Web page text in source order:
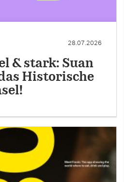
28.07.2026
& stark: Suan
Historische